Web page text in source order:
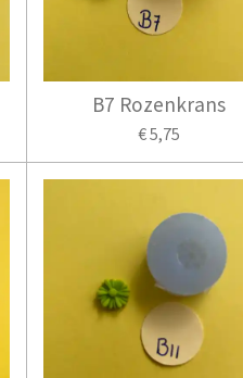
B7 Rozenkrans
€ 5,75